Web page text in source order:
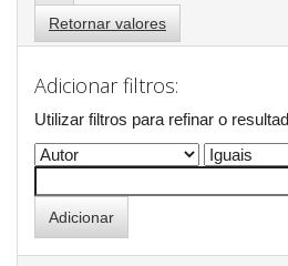
Retornar valores
Adicionar filtros:
Utilizar filtros para refinar o